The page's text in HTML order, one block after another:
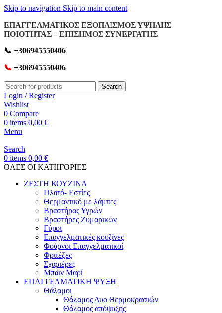
Skip to navigation Skip to main content
ΕΠΑΓΓΕΛΜΑΤΙΚΟΣ ΕΞΟΠΛΙΣΜΟΣ ΥΨΗΛΗΣ
ΠΟΙΟΤΗΤΑΣ – ΕΠΙΣΗΜΟΣ ΣΥΝΕΡΓΑΤΗΣ
📞 +306945550406
📞 +306945550406
Search
Login / Register
Wishlist
0 Compare
0 items 0,00 €
Menu
Search
0 items 0,00 €
OΛΕΣ ΟΙ ΚΑΤΗΓΟΡΙΕΣ
ΖΕΣΤΗ ΚΟΥΖΙΝΑ
Πλατό- Εστίες
Θερμαντικό με λάμπες
Βραστήρας Υγρών
Βραστήρες Ζυμαρικών
Γύροι
Επαγγελματικές κουζίνες
Φούρνοι Επαγγελματικοί
Φριτέζες
Σχαριέρες
Μπαιν Μαρί
ΕΠΑΓΓΕΛΜΑΤΙΚΗ ΨΥΞΗ
Θάλαμοι
Θάλαμος Δυο Θερμοκρασιών
Θάλαμος απόψυξης